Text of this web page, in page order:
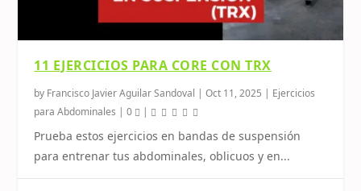
11 EJERCICIOS PARA CORE CON TRX
by Francisco Javier Aguilar Sandoval |Oct 11, 2025 | Ejercicios
para Abdominales |0 |
Prueba estos ejercicios en bandas de suspensión
para entrenar tus abdominales, oblicuos y en...